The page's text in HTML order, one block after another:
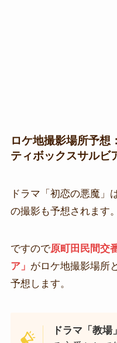
ロケ地撮影場所予想
ティボックスサルビ
ドラマ「初恋の悪魔」
の撮影も予想されます。
ですので原町田民間交
ア」 がロケ地撮影場所
予想します。
ドラマ「教場」